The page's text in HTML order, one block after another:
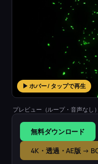
▶ ホバー / タップで再生
プレビュー（ループ・音声なし
無料ダウンロード
4K・透過・AE版 →